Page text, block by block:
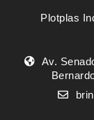
Plotplas
Av.